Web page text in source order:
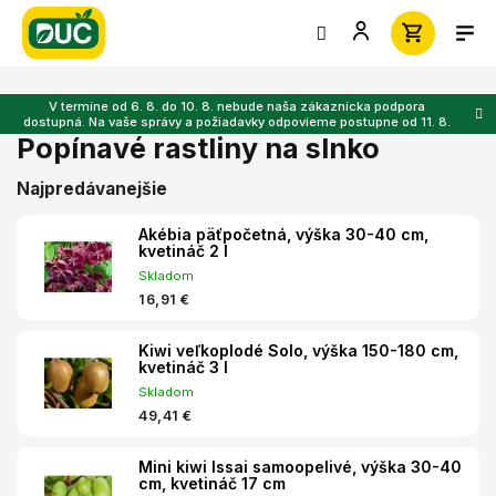
Prejsť
obsah
V termíne od 6. 8. do 10. 8. nebude naša zákaznícka podpora
dostupná. Na vaše správy a požiadavky odpovieme postupne od 11. 8.
Popínavé rastliny na slnko
Najpredávanejšie
Akébia päťpočetná, výška 30-40 cm,
kvetináč 2 l
Skladom
16,91 €
Kiwi veľkoplodé Solo, výška 150-180 cm,
kvetináč 3 l
Skladom
49,41 €
Mini kiwi Issai samoopelivé, výška 30-40
cm, kvetináč 17 cm